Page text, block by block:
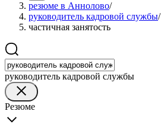
резюме в Аннолово/
руководитель кадровой службы/
частичная занятость
руководитель кадровой службы
Резюме